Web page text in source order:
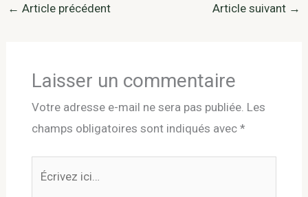
← Article précédent Article suivant →
Laisser un commentaire
Votre adresse e-mail ne sera pas publiée. Les
champs obligatoires sont indiqués avec *